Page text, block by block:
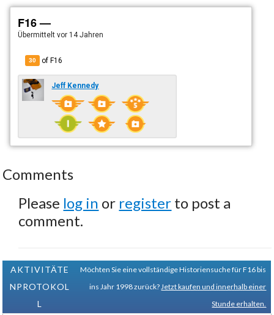
F16 —
Übermitteltvor 14 Jahren
30 of F16
Jeff Kennedy
Comments
Please log in or register to post a
comment.
AKTIVITÄTE
NPROTOKOL
L
Möchten Sie eine vollständige Historiensuche für F16 bis
ins Jahr 1998 zurück? Jetzt kaufen und innerhalb einer
Stunde erhalten.